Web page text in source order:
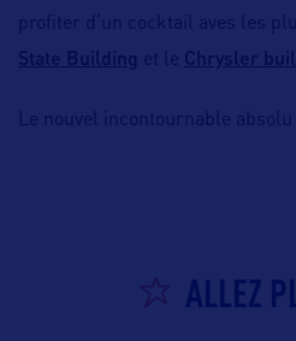
profiter d’un cocktail aves les
State Building et le Chrysler
Le nouvel incontournable absolu
ALLEZ